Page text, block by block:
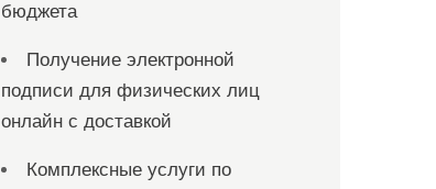
бюджета
Получение электронной
подписи для физических лиц
онлайн с доставкой
Комплексные услуги по